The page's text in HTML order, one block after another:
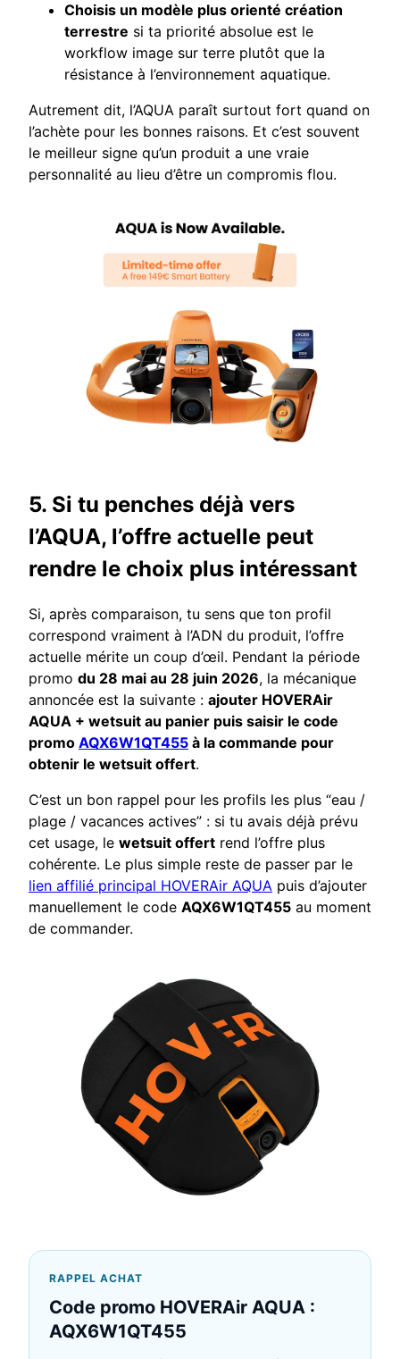
Choisis un modèle plus orienté création
terrestre si ta priorité absolue est le
workflow image sur terre plutôt que la
résistance à l’environnement aquatique.
Autrement dit, l’AQUA paraît surtout fort quand on
l’achète pour les bonnes raisons. Et c’est souvent
le meilleur signe qu’un produit a une vraie
personnalité au lieu d’être un compromis flou.
5. Si tu penches déjà vers
l’AQUA, l’offre actuelle peut
rendre le choix plus intéressant
Si, après comparaison, tu sens que ton profil
correspond vraiment à l’ADN du produit, l’offre
actuelle mérite un coup d’œil. Pendant la période
promo du 28 mai au 28 juin 2026, la mécanique
annoncée est la suivante : ajouter HOVERAir
AQUA + wetsuit au panier puis saisir le code
promo AQX6W1QT455 à la commande pour
obtenir le wetsuit offert.
C’est un bon rappel pour les profils les plus “eau /
plage / vacances actives” : si tu avais déjà prévu
cet usage, le wetsuit offert rend l’offre plus
cohérente. Le plus simple reste de passer par le
lien affilié principal HOVERAir AQUA puis d’ajouter
manuellement le code AQX6W1QT455 au moment
de commander.
RAPPEL ACHAT
Code promo HOVERAir AQUA :
AQX6W1QT455